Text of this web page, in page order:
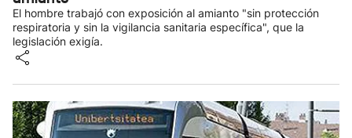
El hombre trabajó con exposición al amianto "sin protección
respiratoria y sin la vigilancia sanitaria específica", que la
legislación exigía.